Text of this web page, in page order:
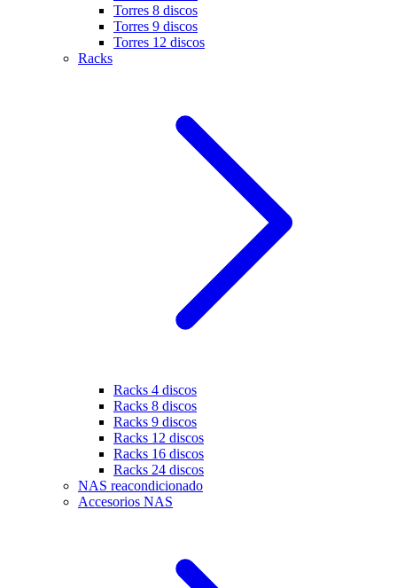
Torres 8 discos
Torres 9 discos
Torres 12 discos
Racks
Racks 4 discos
Racks 8 discos
Racks 9 discos
Racks 12 discos
Racks 16 discos
Racks 24 discos
NAS reacondicionado
Accesorios NAS